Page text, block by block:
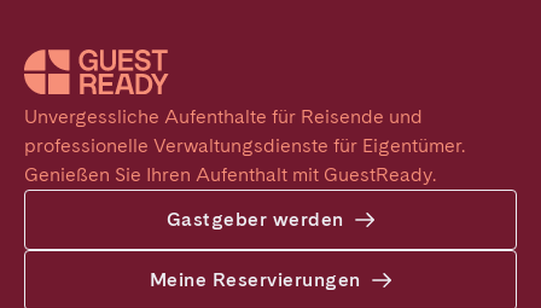
Unvergessliche Aufenthalte für Reisende und
professionelle Verwaltungsdienste für Eigentümer.
Genießen Sie Ihren Aufenthalt mit GuestReady.
Gastgeber werden
Meine Reservierungen